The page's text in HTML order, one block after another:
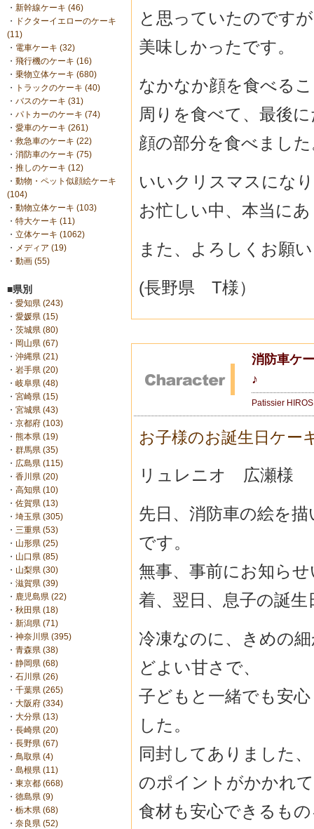
・ 新幹線ケーキ (46)
・
ドクターイエローのケーキ
(11)
・ 電車ケーキ (32)
・ 飛行機のケーキ (16)
・ 乗物立体ケーキ (680)
・
トラックのケーキ (40)
・ バスのケーキ (31)
・ パトカーのケーキ (74)
・ 愛車のケーキ (261)
・ 救急車のケーキ (22)
・ 消防車のケーキ (75)
・ 推しのケーキ (12)
・ 動物・ペット似顔絵ケーキ
(104)
・ 動物立体ケーキ (103)
・ 特大ケーキ (11)
・ 立体ケーキ (1062)
・ メディア (19)
・ 動画 (55)
■県別
・ 愛知県 (243)
・ 愛媛県 (15)
・ 茨城県 (80)
・ 岡山県 (67)
・ 沖縄県 (21)
・ 岩手県 (20)
・ 岐阜県 (48)
・ 宮崎県 (15)
・ 宮城県 (43)
・ 京都府 (103)
・ 熊本県 (19)
・ 群馬県 (35)
・ 広島県 (115)
・ 香川県 (20)
・ 高知県 (10)
・ 佐賀県 (13)
・ 埼玉県 (305)
・ 三重県 (53)
・ 山形県 (25)
・ 山口県 (85)
・ 山梨県 (30)
・ 滋賀県 (39)
・ 鹿児島県 (22)
・ 秋田県 (18)
・ 新潟県 (71)
・ 神奈川県 (395)
・ 青森県 (38)
・ 静岡県 (68)
・ 石川県 (26)
・ 千葉県 (265)
・ 大阪府 (334)
・ 大分県 (13)
・ 長崎県 (20)
・ 長野県 (67)
・ 鳥取県 (4)
・ 島根県 (11)
・ 東京都 (668)
・ 徳島県 (9)
・ 栃木県 (68)
・ 奈良県 (52)
と思っていたのです
美味しかったです。
なかなか顔を食べる
周りを食べて、最後
顔の部分を食べまし
いいクリスマスにな
お忙しい中、本当に
また、よろしくお願
(長野県 T様）
消防車ケ
♪
Patissier
お子様のお誕生日ケー
リュレニオ 広瀬様
先日、消防車の絵を
です。
無事、事前にお知ら
着、翌日、息子の誕
冷凍なのに、きめの
どよい甘さで、
子どもと一緒でも安
した。
同封してありました
のポイントがかかれ
食材も安心できるも